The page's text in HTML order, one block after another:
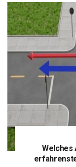
Welches